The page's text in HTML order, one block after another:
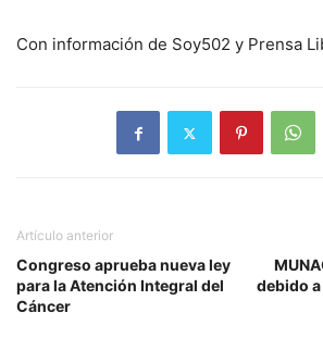
Con información de Soy502 y Prensa
Artículo anterior
Congreso aprueba nueva ley
para la Atención Integral del
Cáncer
debido